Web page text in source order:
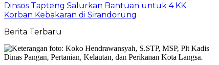
Dinsos Tapteng Salurkan Bantuan untuk 4 KK
Korban Kebakaran di Sirandorung
Berita Terbaru